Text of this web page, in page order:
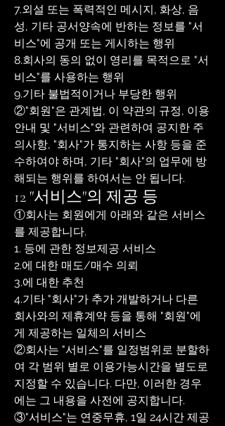
7.외설 또는 폭력적인 메시지, 화상, 음
성, 기타 공서양속에 반하는 정보를 "서
비스"에 공개 또는 게시하는 행위
8.회사의 동의 없이 영리를 목적으로 "서
비스"를 사용하는 행위
9.기타 불법적이거나 부당한 행위
②"회원"은 관계법, 이 약관의 규정, 이용
안내 및 "서비스"와 관련하여 공지한 주
의사항, "회사"가 통지하는 사항 등을 준
수하여야 하며, 기타 "회사"의 업무에 방
해되는 행위를 하여서는 안 됩니다.
12 "서비스"의 제공 등
①회사는 회원에게 아래와 같은 서비스
를 제공합니다.
1. 등에 관한 정보제공 서비스
2.에 대한 매도/매수 의뢰
3.에 대한 추천
4.기타 "회사"가 추가 개발하거나 다른
회사와의 제휴계약 등을 통해 "회원"에
게 제공하는 일체의 서비스
②회사는 "서비스"를 일정범위로 분할하
여 각 범위 별로 이용가능시간을 별도로
지정할 수 있습니다. 다만, 이러한 경우
에는 그 내용을 사전에 공지합니다.
③"서비스"는 연중무휴, 1일 24시간 제공